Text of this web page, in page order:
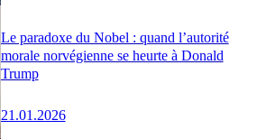
Le paradoxe du Nobel : quand l’autorité
morale norvégienne se heurte à Donald
Trump
21.01.2026